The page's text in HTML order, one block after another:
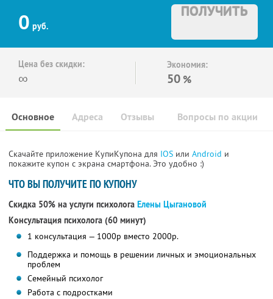
0 руб.
ПОЛУЧИТЬ
Цена без скидки:
∞
Экономия:
50 %
Основное Отзывы Вопросы по акции
Адреса
Скачайте приложение КупиКупона для IOS или Android и
покажите купон с экрана смартфона. Это удобно :)
ЧТО ВЫ ПОЛУЧИТЕ ПО КУПОНУ
Скидка 50% на услуги психолога Елены Цыгановой
Консультация психолога (60 минут)
1 консультация — 1000р вместо 2000р.
Поддержка и помощь в решении личных и эмоциональных
проблем
Семейный психолог
Работа с подростками